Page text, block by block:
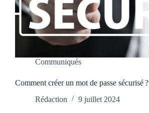
Communiqués
Comment créer un mot de passe sécurisé ?
Rédaction
9 juillet 2024